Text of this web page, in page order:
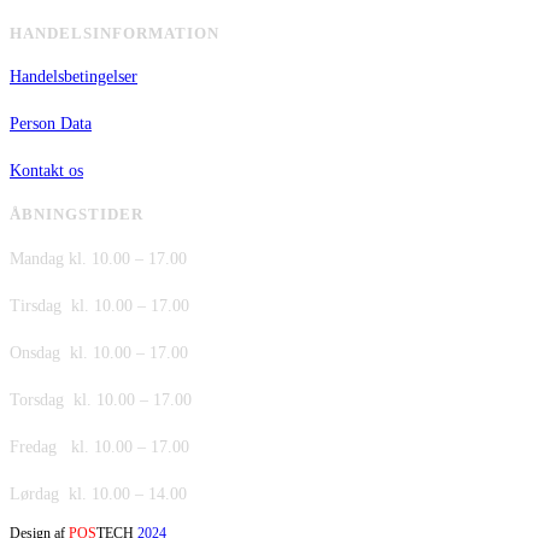
HANDELSINFORMATION
Handelsbetingelser
Person Data
Kontakt os
ÅBNINGSTIDER
Mandag kl. 10.00 – 17.00
Tirsdag kl. 10.00 – 17.00
Onsdag kl. 10.00 – 17.00
Torsdag kl. 10.00 – 17.00
Fredag kl. 10.00 – 17.00
Lørdag kl. 10.00 – 14.00
Design af POSTECH 2024